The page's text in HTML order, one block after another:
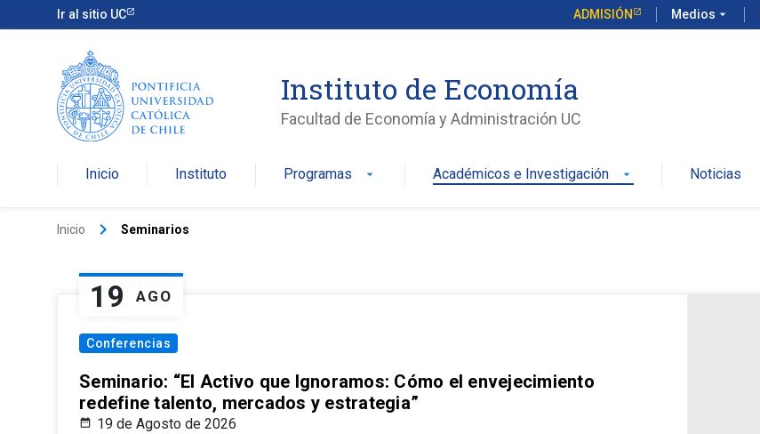
Ir al sitio UC ADMISIÓN Medios arrow_drop_down
Instituto de Economía
Facultad de Economía y Administración UC
Inicio Instituto Programas arrow_drop_down Académicos e Investigación arrow_drop_down Noticias
Inicio keyboard_arrow_right Seminarios
19 AGO
Conferencias
Seminario: “El Activo que Ignoramos: Cómo el envejecimiento
redefine talento, mercados y estrategia”
19 de Agosto de 2026